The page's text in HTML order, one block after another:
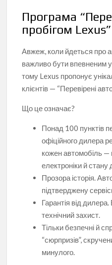
Програма
пробігом Lexus”
Авжеж, коли йдеться про
важливо бути впевненим
тому Lexus пропонує
клієнтів — “Перевірені
Що це означає?
Понад 100 пунктів
офіційного дилера
кожен автомобіль —
електроніки й стану
Прозора історія.
підтверджену
Гарантія від
технічний захист.
Тільки безпечні й
“сюрпризів”,
минулого.